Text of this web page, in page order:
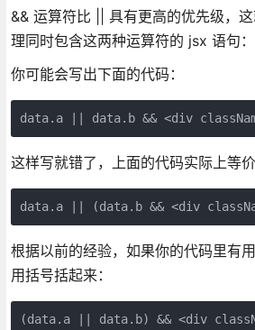
&& 运算符比 || 具有更高的优先级，
理同时包含这两种运算符的 jsx 语句：
你可能会写出下面的代码：
data.a || data.b && <div
这样写就错了，上面的代码实际上等价
data.a || (data.b && <div
根据以前的经验，如果你的代码里有
用括号括起来：
(data.a || data.b) && <div